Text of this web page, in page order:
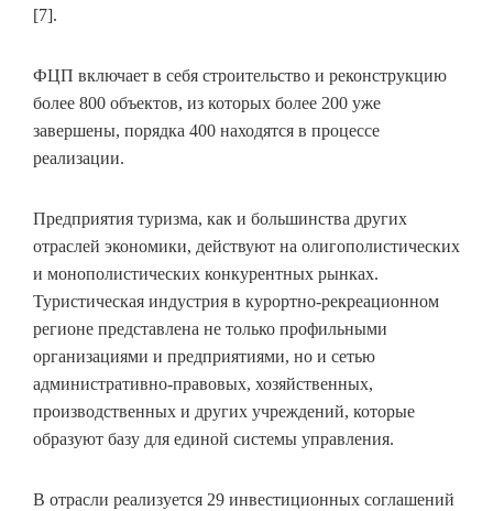
[7].
ФЦП включает в себя строительство и реконструкцию
более 800 объектов, из которых более 200 уже
завершены, порядка 400 на­ходятся в процессе
реализации.
Предприятия туризма, как и большинства других
отраслей экономики, действуют на олигополистических
и монополистических конкурентных рынках.
Туристическая индустрия в курортно-рекреационном
регионе представлена не только профильными
организациями и предприятиями, но и сетью
административно-правовых, хозяйственных,
производственных и других учреждений, которые
образуют базу для единой системы управления.
В отрасли реализуется 29 инвестиционных соглашений